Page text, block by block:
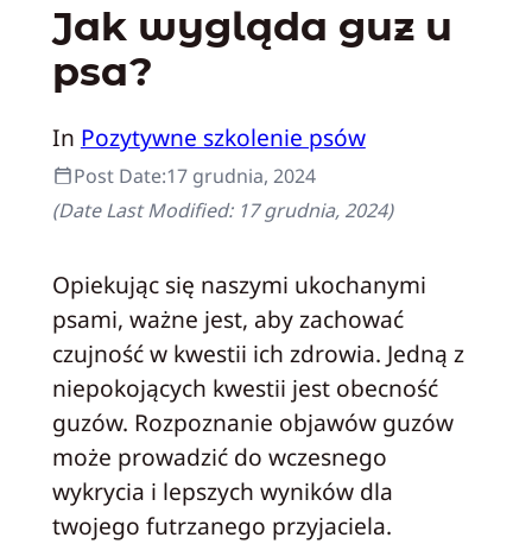
Jak wygląda guz u
psa?
In Pozytywne szkolenie psów
Post Date:17 grudnia, 2024
(Date Last Modified: 17 grudnia, 2024)
Opiekując się naszymi ukochanymi
psami, ważne jest, aby zachować
czujność w kwestii ich zdrowia. Jedną z
niepokojących kwestii jest obecność
guzów. Rozpoznanie objawów guzów
może prowadzić do wczesnego
wykrycia i lepszych wyników dla
twojego futrzanego przyjaciela.